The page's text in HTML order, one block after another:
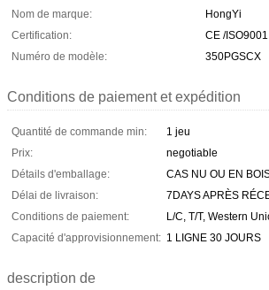
Nom de marque:
HongYi
Certification:
CE /ISO9001
Numéro de modèle:
350PGSCX
Conditions de paiement et expédition
Quantité de commande min:
1 jeu
Prix:
negotiable
Détails d'emballage:
CAS NU OU EN
Délai de livraison:
7DAYS APRÈS
Conditions de paiement:
L/C, T/T, Western
Capacité d'approvisionnement: 1 LIGNE 30 JOURS
description de